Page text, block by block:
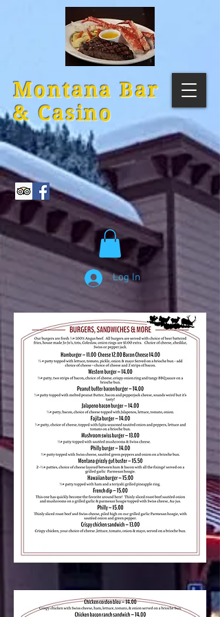
Montana Bar
& Casino
Log In